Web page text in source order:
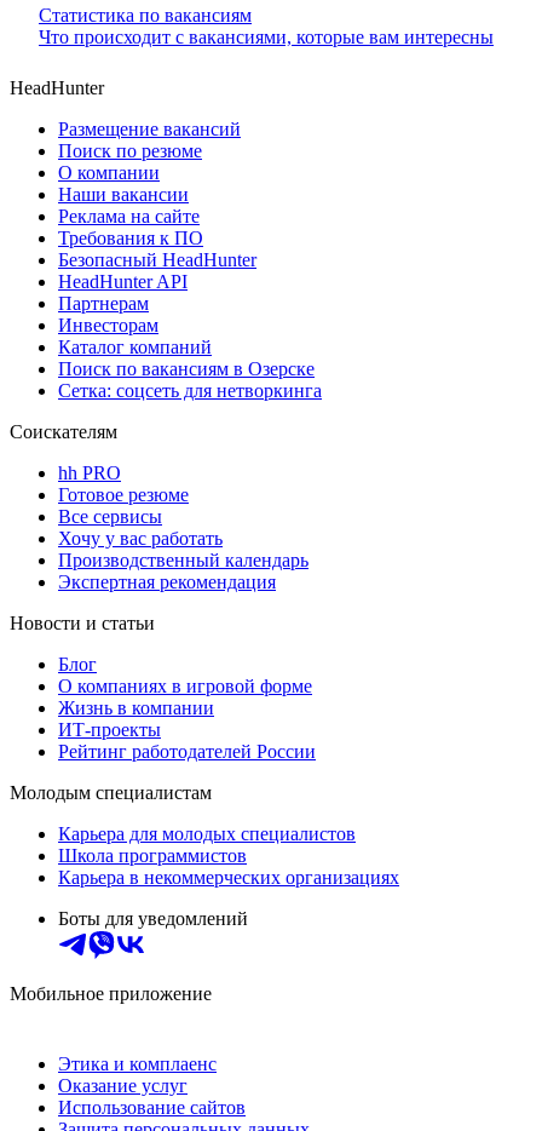
Статистика по вакансиям
Что происходит с вакансиями, которые вам интересны
HeadHunter
Размещение вакансий
Поиск по резюме
О компании
Наши вакансии
Реклама на сайте
Требования к ПО
Безопасный HeadHunter
HeadHunter API
Партнерам
Инвесторам
Каталог компаний
Поиск по вакансиям в Озерске
Сетка: соцсеть для нетворкинга
Соискателям
hh PRO
Готовое резюме
Все сервисы
Хочу у вас работать
Производственный календарь
Экспертная рекомендация
Новости и статьи
Блог
О компаниях в игровой форме
Жизнь в компании
ИТ-проекты
Рейтинг работодателей России
Молодым специалистам
Карьера для молодых специалистов
Школа программистов
Карьера в некоммерческих организациях
Боты для уведомлений
Мобильное приложение
Этика и комплаенс
Оказание услуг
Использование сайтов